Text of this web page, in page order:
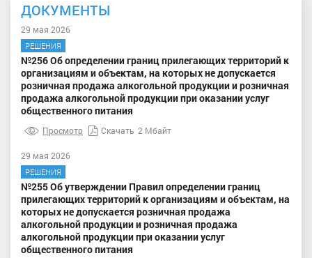
ДОКУМЕНТЫ
29 мая 2026
РЕШЕНИЯ
№256 Об определении границ прилегающих территорий к
организациям и объектам, на которых не допускается
розничная продажа алкогольной продукции и розничная
продажа алкогольной продукции при оказании услуг
общественного питания
Просмотр Скачать 2 Мбайт
29 мая 2026
РЕШЕНИЯ
№255 Об утверждении Правил определении границ
прилегающих территорий к организациям и объектам, на
которых не допускается розничная продажа
алкогольной продукции и розничная продажа
алкогольной продукции при оказании услуг
общественного питания